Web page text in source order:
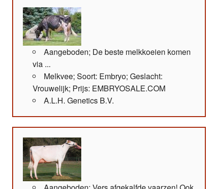
Aangeboden; De beste melkkoeien komen
via ...
Melkvee; Soort: Embryo; Geslacht:
Vrouwelijk; Prijs: EMBRYOSALE.COM
A.L.H. Genetics B.V.